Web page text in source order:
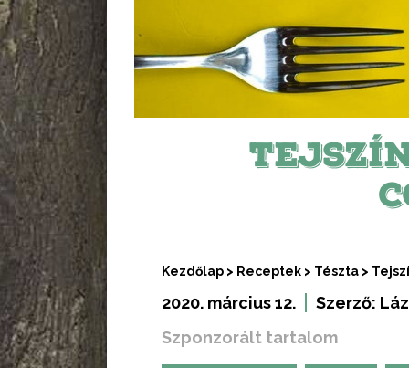
Kezdőlap > Receptek > Tészta >
2020. március 12. Szerző:
Szponzorált tartalom